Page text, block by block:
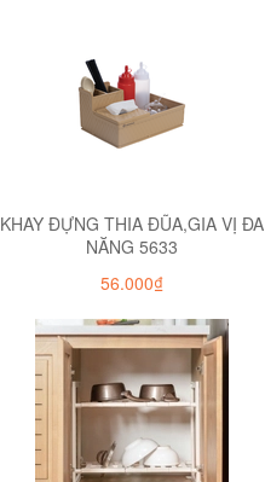
KHAY ĐỰNG THIA ĐŨA,GIA VỊ ĐA
NĂNG 5633
56.000₫